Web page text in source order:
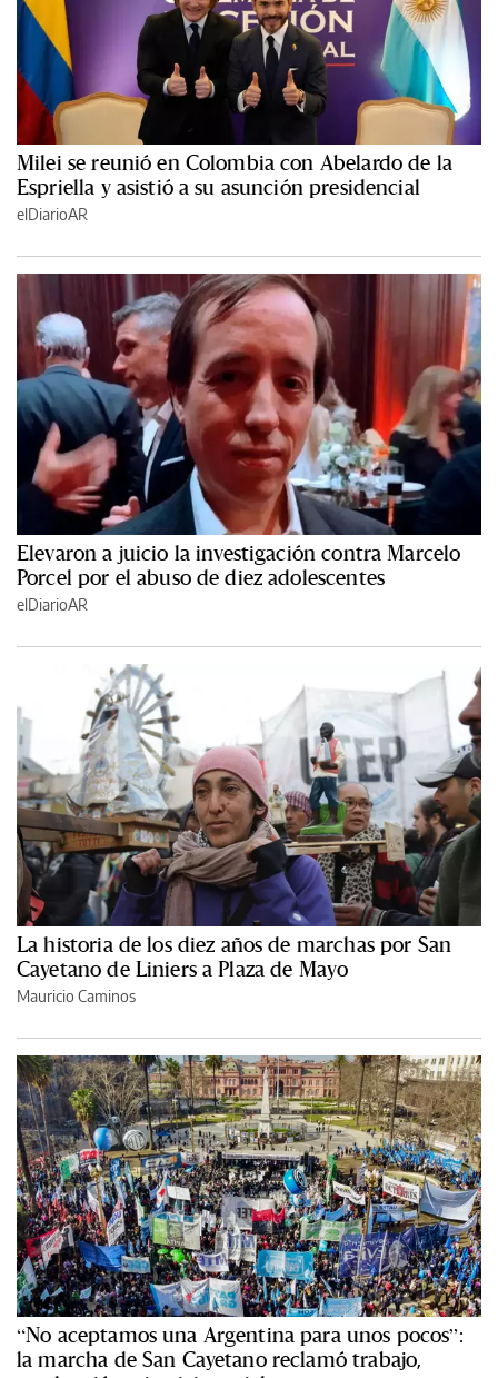
Milei se reunió en Colombia con Abelardo de la
Espriella y asistió a su asunción presidencial
elDiarioAR
Elevaron a juicio la investigación contra Marcelo
Porcel por el abuso de diez adolescentes
elDiarioAR
La historia de los diez años de marchas por San
Cayetano de Liniers a Plaza de Mayo
Mauricio Caminos
“No aceptamos una Argentina para unos pocos”:
la marcha de San Cayetano reclamó trabajo,